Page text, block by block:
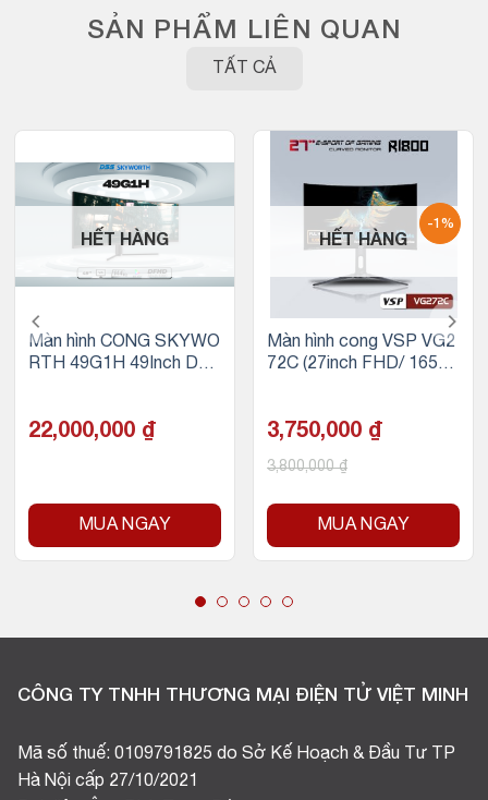
SẢN PHẨM LIÊN QUAN
TẤT CẢ
HẾT HÀNG
Màn hình CONG SKYWO
RTH 49G1H 49Inch DF
22,000,000 ₫
MUA NGAY
-1%
HẾT HÀNG
Màn hình cong VSP VG2
72C (27inch FHD/ 165H
3,750,000 ₫
3,800,000₫
MUA NGAY
CÔNG TY TNHH THƯƠNG MẠI ĐIỆN TỬ VIỆT MINH
Mã số thuế: 0109791825 do Sở Kế Hoạch & Đầu Tư TP
Hà Nội cấp 27/10/2021